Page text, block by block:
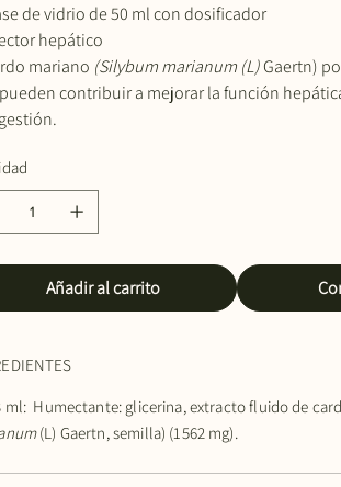
de vidrio de 50 ml con dosificador
hepático
mariano (Silybum marianum (L)Gaertn)
contribuir a mejorar la función
Añadir al carrito
ml: Humectante: glicerina, extracto fluido de
(L) Gaertn, semilla) (1562 mg).